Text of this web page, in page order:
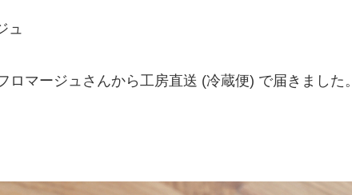
ュ
ロマージュさんから工房直送 (冷蔵便) で届きました。